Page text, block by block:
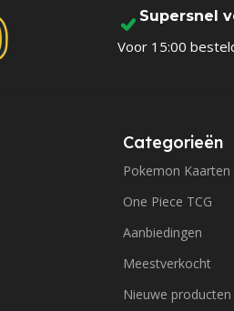
Supersnel
Voor 15:00
Categorieën
Pokemon Kaarten
One Piece TCG
Aanbiedingen
Meestverkocht
Nieuwe producten